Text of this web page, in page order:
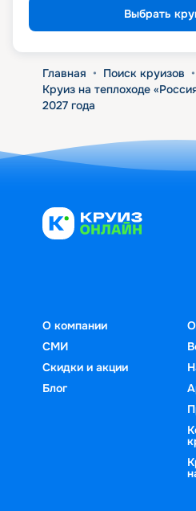
Выбрать
Главная • Поиск круизов •
Круиз на теплоходе
2027 года
О компании
СМИ
Скидки и акции
Блог